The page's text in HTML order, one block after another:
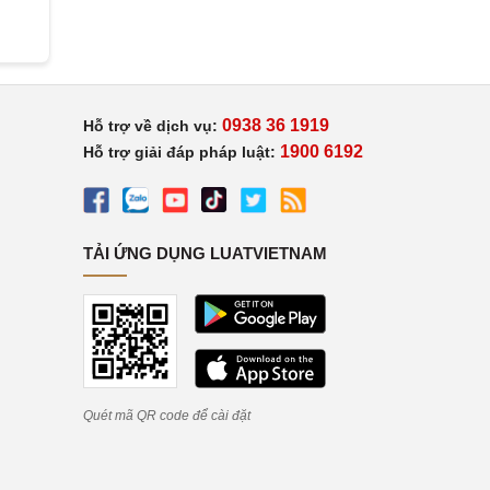
Hỗ trợ về dịch vụ: 0938 36 1919
Hỗ trợ giải đáp pháp luật: 1900 6192
TẢI ỨNG DỤNG LUATVIETNAM
Quét mã QR code để cài đặt